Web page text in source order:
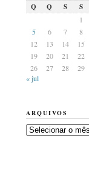
Q Q S S
1
5
6 7 8
12
13 14 15
19
20 21 22
26
27 28 29
« jul
ARQUIVOS
Arquivos